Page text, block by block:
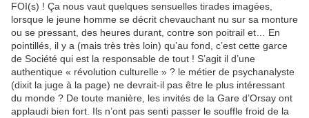
FOI(s) ! Ça nous vaut quelques sensuelles tirades imagées,
lorsque le jeune homme se décrit chevauchant nu sur sa monture
ou se pressant, des heures durant, contre son poitrail et… En
pointillés, il y a (mais très très loin) qu’au fond, c’est cette garce
de Société qui est la responsable de tout ! S’agit il d’une
authentique « révolution culturelle » ? le métier de psychanalyste
(dixit la juge à la page) ne devrait-il pas être le plus intéressant
du monde ? De toute manière, les invités de la Gare d’Orsay ont
applaudi bien fort. Ils n’ont pas senti passer le souffle froid de la